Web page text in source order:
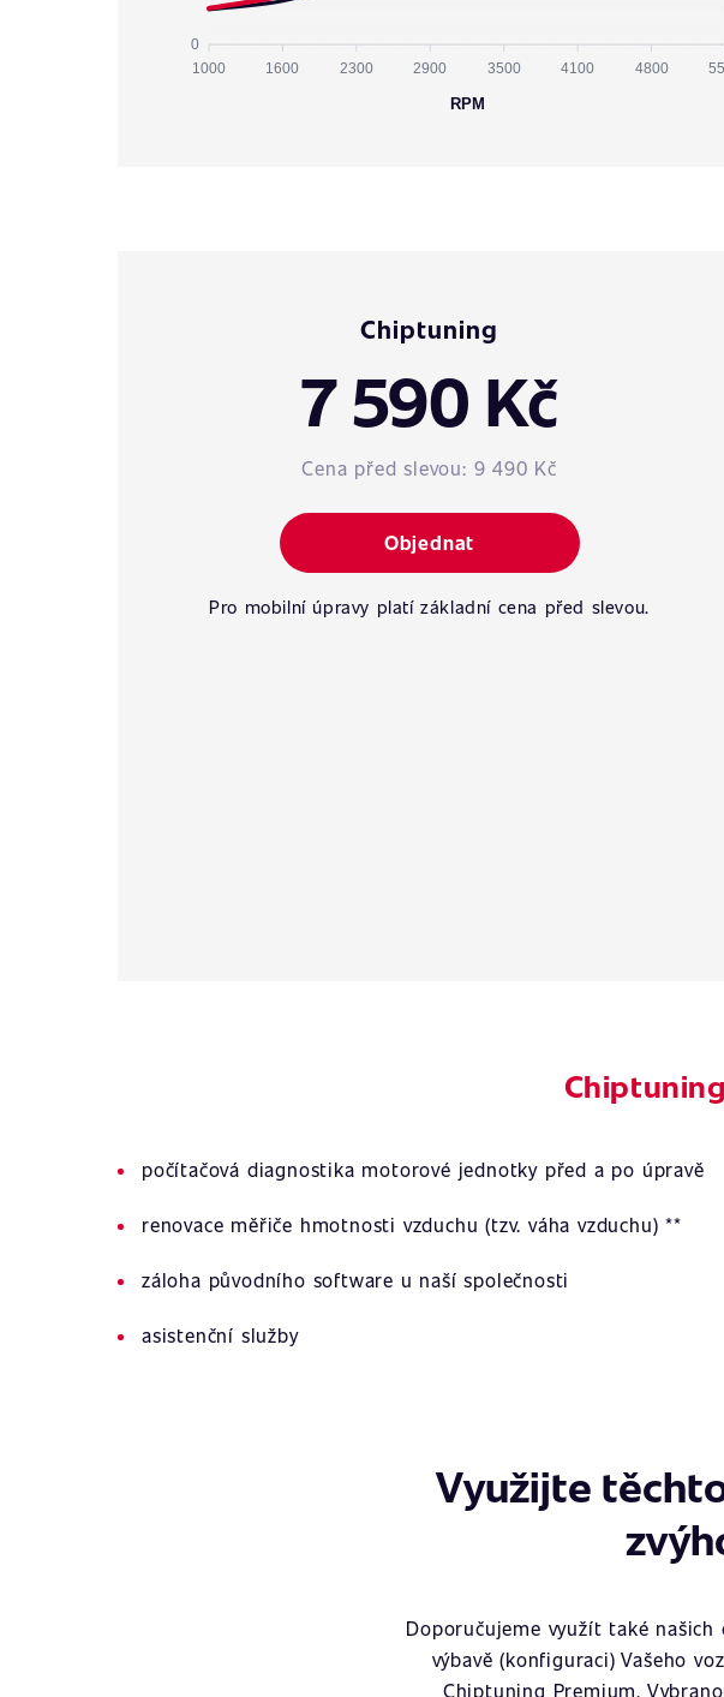
0
1000 1600 2300 2900 3500 4100 4800
RPM
Chiptuning
7 590 Kč
Cena před slevou: 9 490 Kč
Objednat
Pro mobilní úpravy platí základní cena před slevou.
počítačová diagnostika motorové jednotky před a po úpravě
renovace měřiče hmotnosti vzduchu (tzv. váha vzduchu) **
záloha původního software u naší společnosti
asistenční služby
Využijte
Doporučujeme využít také
výbavě (konfiguraci) Vašeho
Chiptuning Premium.